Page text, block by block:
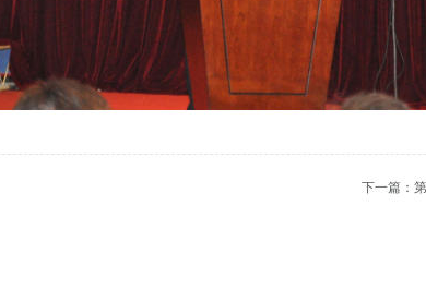
下一篇：